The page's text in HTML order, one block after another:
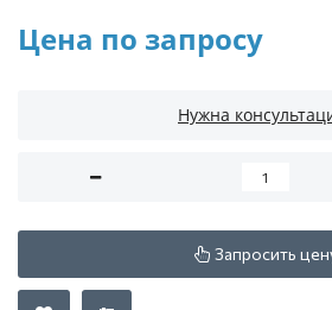
Цена по запросу
Нужна
Запросить